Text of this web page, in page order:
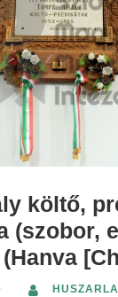
költő,
(szobor,